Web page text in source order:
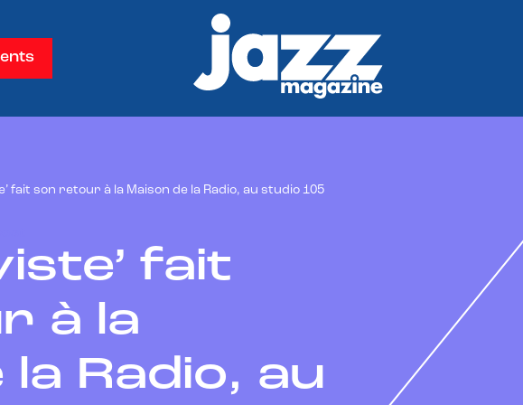
fait son retour à la Maison de la Radio, au studio 105
fait
à la
Radio, au